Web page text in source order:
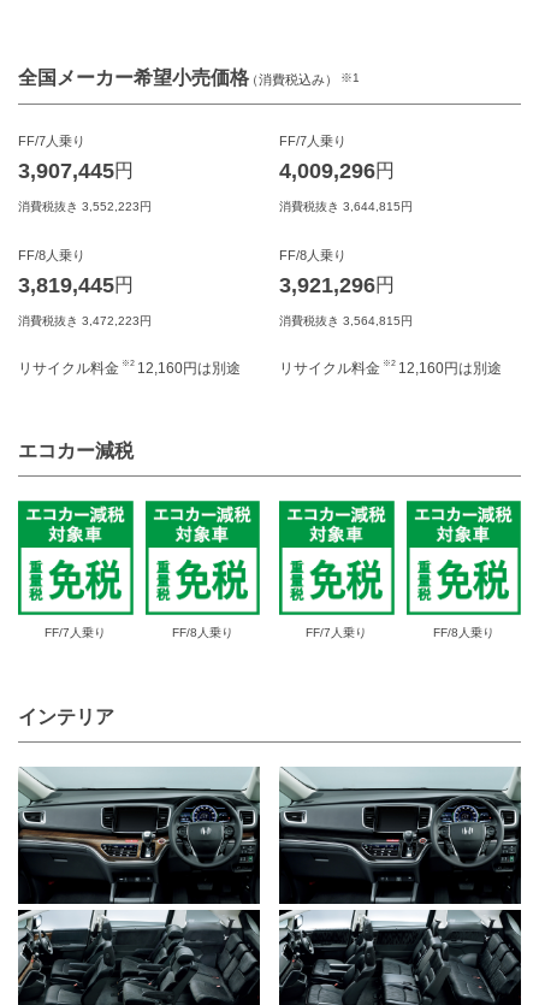
全国メーカー希望小売価格（消費税込み） ※1
FF/7人乗り
3,907,445円
消費税抜き 3,552,223円
FF/8人乗り
3,819,445円
消費税抜き 3,472,223円
リサイクル料金 ※2 12,160円は別途
FF/7人乗り
4,009,296円
消費税抜き 3,644,815円
FF/8人乗り
3,921,296円
消費税抜き 3,564,815円
リサイクル料金 ※2 12,160円は別途
エコカー減税
FF/7人乗り FF/8人乗り FF/7人乗り FF/8人乗り
インテリア